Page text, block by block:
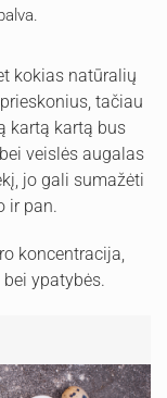
kokias natūralių
tačiau
kartą kartą bus
veislės augalas
jo gali sumažėti
ir pan.
koncentracija,
ypatybės.